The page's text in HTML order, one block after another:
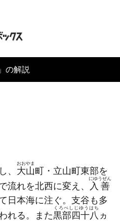
の解説
、 大山
おおやま
町・立山町東部を
流れを北西に変え、 入善
にゆうぜん
日本海に注ぐ。支谷も多
れる。また黒部四十八
くろべしじゆうはち
ヵ